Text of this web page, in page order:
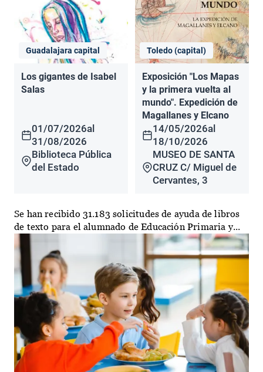
Guadalajara capital
Los gigantes de Isabel
Salas
01/07/2026al
31/08/2026
Biblioteca Pública
del Estado
Toledo (capital)
Exposición "Los Mapas
y la primera vuelta al
mundo". Expedición de
Magallanes y Elcano
14/05/2026al
18/10/2026
MUSEO DE SANTA
CRUZ C/ Miguel de
Cervantes, 3
Se han recibido 31.183 solicitudes de ayuda de libros
de texto para el alumnado de Educación Primaria y...